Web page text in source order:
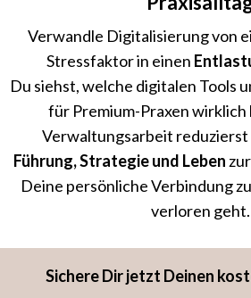
Verwandle Digitalisierung von
Stressfaktor in einen
Du siehst, welche digitalen Tools
für Premium-Praxen wirklich
Verwaltungsarbeit
Führung, Strategie und Leben
Deine persönliche Verbindung
verloren geht.
Sichere Dir jetzt Deinen